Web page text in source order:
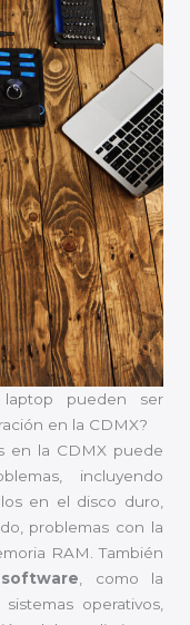
pueden ser
en la CDMX?
en la CDMX puede
incluyendo
en el disco duro,
problemas con la
RAM. También
, como la
operativos,